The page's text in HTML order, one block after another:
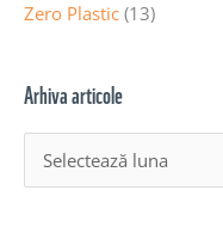
Zero Plastic (13)
Arhiva articole